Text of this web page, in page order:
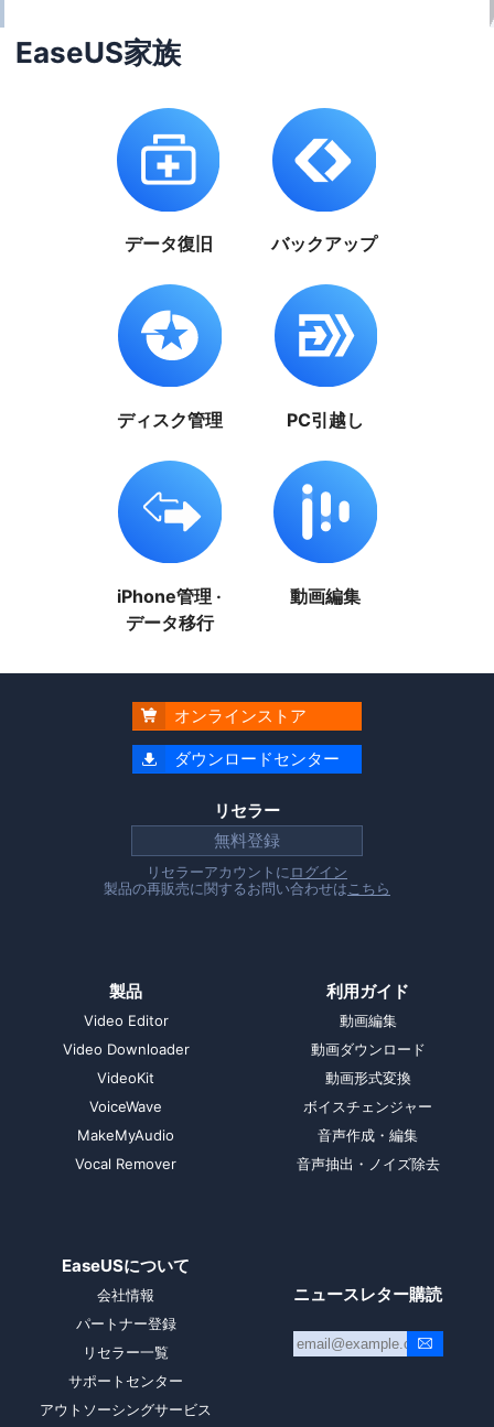
EaseUS家族
データ復旧 バックアップ
ディスク管理 PC引越し
iPhone管理 ·
データ移行
動画編集
 オンラインストア
 ダウンロードセンター
リセラー
無料登録
リセラーアカウントに ログイン
製品の再販売に関するお問い合わせは こちら
製品
Video Editor
Video Downloader
VideoKit
VoiceWave
MakeMyAudio
Vocal Remover
利用ガイド
動画編集
動画ダウンロード
動画形式変換
ボイスチェンジャー
音声作成・編集
音声抽出・ノイズ除去
EaseUSについて
会社情報
パートナー登録
リセラー一覧
サポートセンター
アウトソーシングサービス
ニュースレター購読